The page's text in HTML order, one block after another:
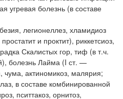
угревая болезнь (в составе
легионеллез, хламидиоз
и проктит), риккетсиоз,
Скалистых гор, тиф (в т.ч.
болезнь Лайма (I ст. —
актиномикоз, малярия;
в составе комбинированной
пситтакоз, орнитоз,